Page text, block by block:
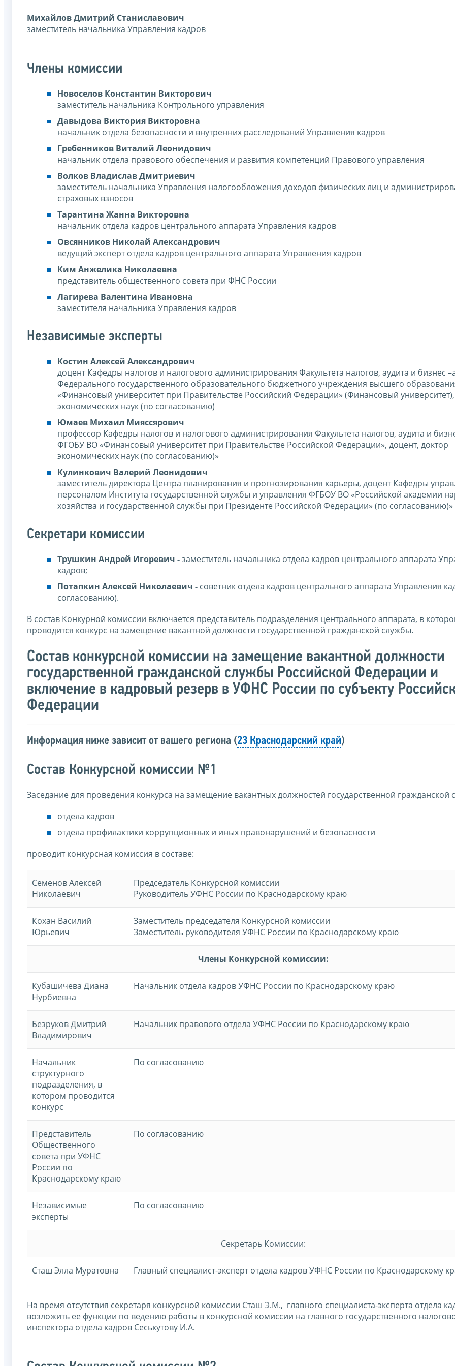
Михайлов Дмитрий Станиславович
заместитель начальника Управления кадров
Члены комиссии
Новоселов Константин Викторович
заместитель начальника Контрольного управления
Давыдова Виктория Викторовна
начальник отдела безопасности и внутренних расследований Управления кадров
Гребенников Виталий Леонидович
начальник отдела правового обеспечения и развития компетенций Правового управления
Волков Владислав Дмитриевич
заместитель начальника Управления налогообложения доходов физических лиц и
страховых взносов
Тарантина Жанна Викторовна
начальник отдела кадров центрального аппарата Управления кадров
Овсянников Николай Александрович
ведущий эксперт отдела кадров центрального аппарата Управления кадров
Ким Анжелика Николаевна
представитель общественного совета при ФНС России
Лагирева Валентина Ивановна
заместителя начальника Управления кадров
Независимые эксперты
Костин Алексей Александрович
доцент Кафедры налогов и налогового администрирования Факультета налогов, аудита и бизнес
Федерального государственного образовательного бюджетного учреждения высшего
«Финансовый университет при Правительстве Российский Федерации» (Финансовый
экономических наук (по согласованию)
Юмаев Михаил Мияссярович
профессор Кафедры налогов и налогового администрирования Факультета налогов, аудита и
ФГОБУ ВО «Финансовый университет при Правительстве Российской Федерации», доцент, доктор
экономических наук (по согласованию)»
Кулинкович Валерий Леонидович
заместитель директора Центра планирования и прогнозирования карьеры, доцент Кафедры
персоналом Института государственной службы и управления ФГБОУ ВО «Российской академии
хозяйства и государственной службы при Президенте Российской Федерации» (по согласованию)»
Секретари комиссии
Трушкин Андрей Игоревич -заместитель начальника отдела кадров центрального аппарата
кадров;
Потапкин Алексей Николаевич - советник отдела кадров центрального аппарата Управления
согласованию).
В состав Конкурной комиссии включается представитель подразделения центрального аппарата, в
проводится конкурс на замещение вакантной должности государственной гражданской службы.
Состав конкурсной комиссии на замещение вакантной должности
государственной гражданской службы Российской Федерации и
включение в кадровый резерв в УФНС России по субъекту
Федерации
Информация ниже зависит от вашего региона (23 Краснодарский край)
Состав Конкурсной комиссии №1
Заседание для проведения конкурса на замещение вакантных должностей государственной гражданской
отдела кадров
отдела профилактики коррупционных и иных правонарушений и безопасности
проводит конкурсная комиссия в составе:
Семенов Алексей
Николаевич
Председатель Конкурсной комиссии
Руководитель УФНС России по Краснодарскому краю
Кохан Василий
Юрьевич
Заместитель председателя Конкурсной комиссии
Заместитель руководителя УФНС России по Краснодарскому краю
Члены Конкурсной комиссии:
Кубашичева Диана
Нурбиевна
Начальник отдела кадров УФНС России по Краснодарскому краю
Безруков Дмитрий
Владимирович
Начальник правового отдела УФНС России по Краснодарскому краю
Начальник
структурного
подразделения, в
котором проводится
конкурс
По согласованию
Представитель
Общественного
совета при УФНС
России по
Краснодарскому краю
По согласованию
Независимые
эксперты
По согласованию
Секретарь Комиссии:
Сташ Элла Муратовна Главный специалист-эксперт отдела кадров УФНС России по Краснодарскому
На время отсутствия секретаря конкурсной комиссии Сташ Э.М., главного специалиста-эксперта отдела
возложить ее функции по ведению работы в конкурсной комиссии на главного государственного
инспектора отдела кадров Сеськутову И.А.